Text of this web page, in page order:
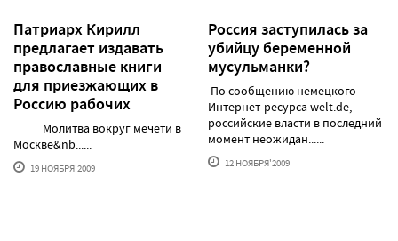
Патриарх Кирилл
предлагает издавать
православные книги
для приезжающих в
Россию рабочих
Молитва вокруг мечети в
Москве&nb......
19 НОЯБРЯ'2009
Россия заступилась за
убийцу беременной
мусульманки?
По сообщению немецкого
Интернет-ресурса welt.de,
российские власти в последний
момент неожидан......
12 НОЯБРЯ'2009